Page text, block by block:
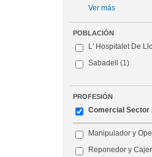
Ver más
POBLACIÓN
L' Hospitalet De
Sabadell
(1)
PROFESIÓN
Comercial Sector
Manipulador y
Reponedor y